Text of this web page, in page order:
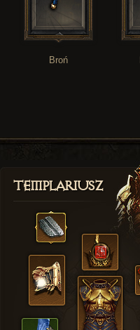
Broń
Templariusz